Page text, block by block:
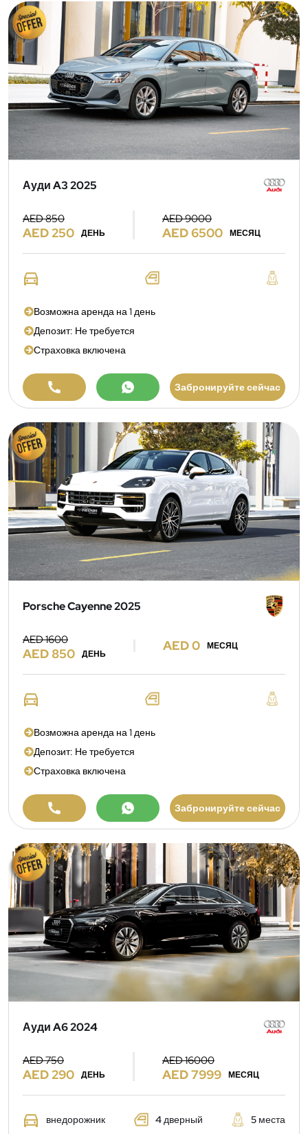
Ауди A3 2025
AED 850
AED 250 ДЕНЬ
AED 9000
AED 6500 МЕСЯЦ
Возможна аренда на 1 день
Депозит: Не требуется
Страховка включена
Забронируйте сейчас
Porsche Cayenne 2025
AED 1600
AED 850 ДЕНЬ
AED 0 МЕСЯЦ
Возможна аренда на 1 день
Депозит: Не требуется
Страховка включена
Забронируйте сейчас
Ауди A6 2024
AED 750
AED 290 ДЕНЬ
AED 16000
AED 7999 МЕСЯЦ
внедорожник 4 дверный 5 места